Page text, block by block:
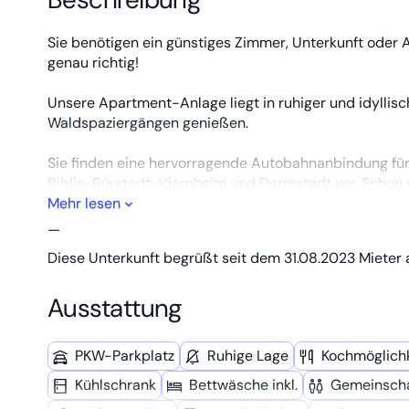
Sie benötigen ein günstiges Zimmer, Unterkunft
genau richtig!
Unsere Apartment-Anlage liegt in ruhiger und
Waldspaziergängen genießen.
Sie finden eine hervorragende Autobahnanbindung
Biblis-Bürstadt-Viernheim und Darmstadt vor.
öffentlichem Gelände zur Verfügung. Ein Telefon ist
gelegenen Supermärkten vornehmen. Extrakosten
Ausstattung
Mehr lesen
—
Diese Unterkunft begrüßt seit dem 31.08.2023 Mieter
Ausstattung
PKW-Parkplatz Ruhige Lage
Kühl­schrank
Bettwäsche inkl.